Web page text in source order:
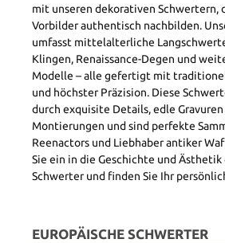
mit unseren dekorativen Schwertern,
Vorbilder authentisch nachbilden.
umfasst mittelalterliche
Klingen, Renaissance-Degen und
Modelle – alle gefertigt mit
und höchster Präzision. Diese
durch exquisite Details, edle
Montierungen und sind perfekte
Reenactors und Liebhaber antiker
Sie ein in die Geschichte und Ästhetik
Schwerter und finden Sie Ihr
EUROPÄISCHE SCHWERTER